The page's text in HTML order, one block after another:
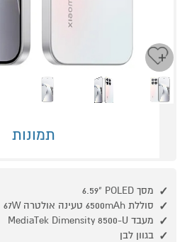
תמונות
מסך POLED ‏"6.59
סוללת 6500mAh טעינה אולטרה 67W
מעבד MediaTek Dimensity 8500-U
בגוון לבן